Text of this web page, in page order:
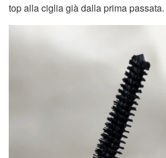
top alla ciglia già dalla prima passata.